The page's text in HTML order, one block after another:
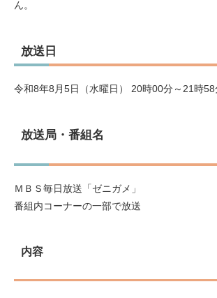
ん。
放送日
令和8年8月5日（水曜日） 20時00分～21時58
放送局・番
ＭＢＳ毎日放送「ゼニガメ」
​番組内コーナーの一部で放送
内